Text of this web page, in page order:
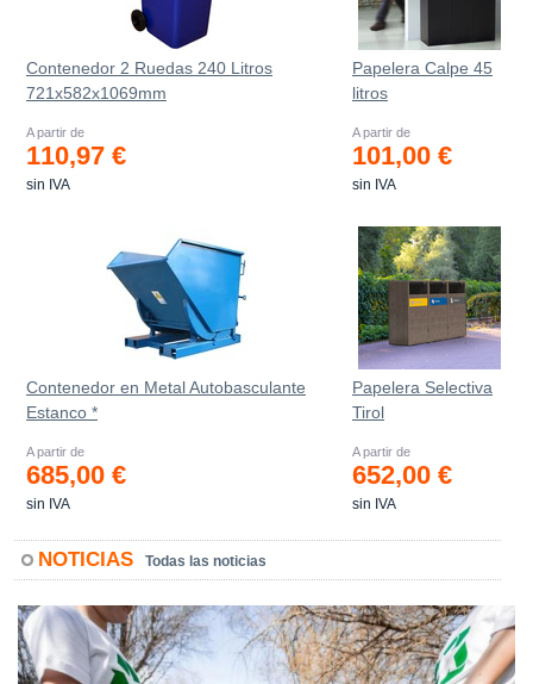
Contenedor 2 Ruedas 240 Litros
721х582х1069mm
A partir de
110,97 €
sin IVA
Papelera Calpe 45
litros
A partir de
101,00 €
sin IVA
Contenedor en Metal Autobasculante
Estanco *
A partir de
685,00 €
sin IVA
Papelera Selectiva
Tirol
A partir de
652,00 €
sin IVA
NOTICIAS Todas las noticias